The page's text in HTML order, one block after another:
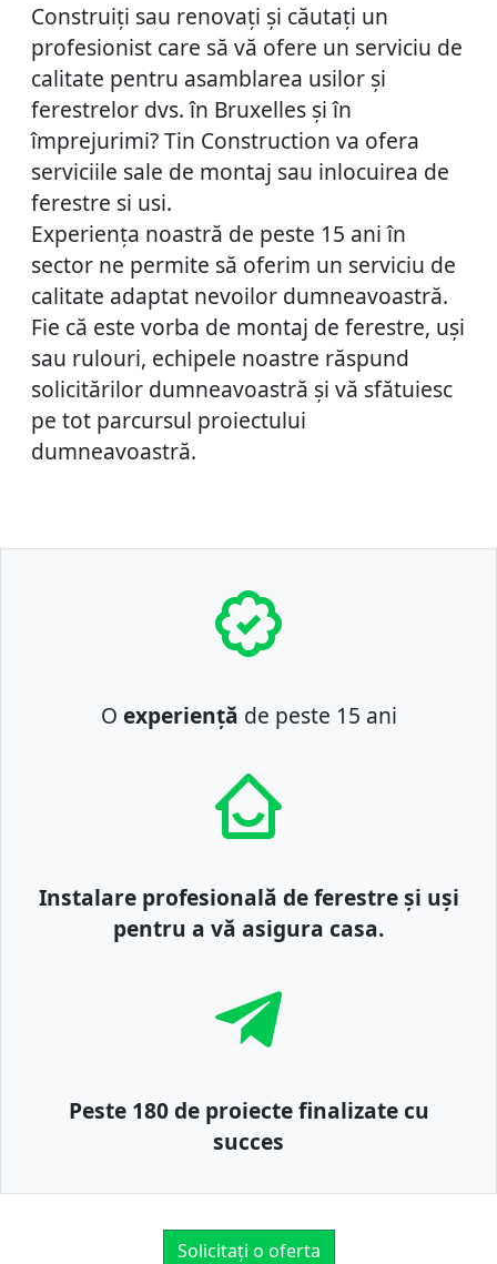
Construiți sau renovați și căutați un
profesionist care să vă ofere un serviciu de
calitate pentru asamblarea usilor și
ferestrelor dvs. în Bruxelles și în
împrejurimi? Tin Construction va ofera
serviciile sale de montaj sau inlocuirea de
ferestre si usi.
Experiența noastră de peste 15 ani în
sector ne permite să oferim un serviciu de
calitate adaptat nevoilor dumneavoastră.
Fie că este vorba de montaj de ferestre, uși
sau rulouri, echipele noastre răspund
solicitărilor dumneavoastră și vă sfătuiesc
pe tot parcursul proiectului
dumneavoastră.
O experiență de peste 15 ani
Instalare profesională de ferestre și uși
pentru a vă asigura casa.
Peste 180 de proiecte finalizate cu
succes
Solicitați o oferta